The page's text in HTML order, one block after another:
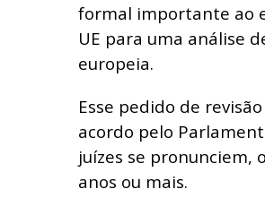
formal importante ao
UE para uma análise
europeia.
Esse pedido de
acordo pelo
juízes se pronunciem,
anos ou mais.